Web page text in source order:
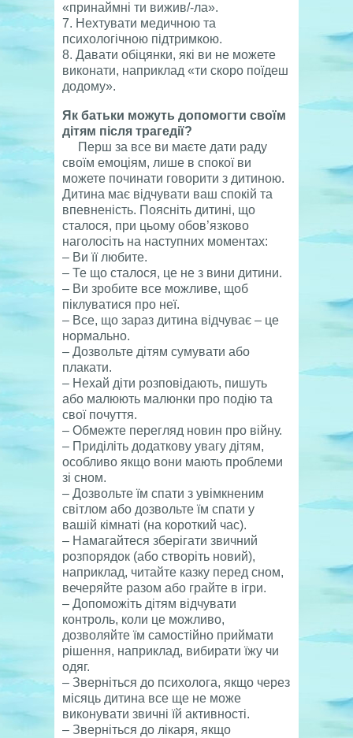
«принаймні ти вижив/-ла».
7. Нехтувати медичною та
психологічною підтримкою.
8. Давати обіцянки, які ви не можете
виконати, наприклад «ти скоро поїдеш
додому».
Як батьки можуть допомогти своїм
дітям після трагедії?
Перш за все ви маєте дати раду
своїм емоціям, лише в спокої ви
можете починати говорити з дитиною.
Дитина має відчувати ваш спокій та
впевненість. Поясніть дитині, що
сталося, при цьому обов’язково
наголосіть на наступних моментах:
– Ви її любите.
– Те що сталося, це не з вини дитини.
– Ви зробите все можливе, щоб
піклуватися про неї.
– Все, що зараз дитина відчуває – це
нормально.
– Дозвольте дітям сумувати або
плакати.
– Нехай діти розповідають, пишуть
або малюють малюнки про подію та
свої почуття.
– Обмежте перегляд новин про війну.
– Приділіть додаткову увагу дітям,
особливо якщо вони мають проблеми
зі сном.
– Дозвольте їм спати з увімкненим
світлом або дозвольте їм спати у
вашій кімнаті (на короткий час).
– Намагайтеся зберігати звичний
розпорядок (або створіть новий),
наприклад, читайте казку перед сном,
вечеряйте разом або грайте в ігри.
– Допоможіть дітям відчувати
контроль, коли це можливо,
дозволяйте їм самостійно приймати
рішення, наприклад, вибирати їжу чи
одяг.
– Зверніться до психолога, якщо через
місяць дитина все ще не може
виконувати звичні їй активності.
– Зверніться до лікаря, якщо